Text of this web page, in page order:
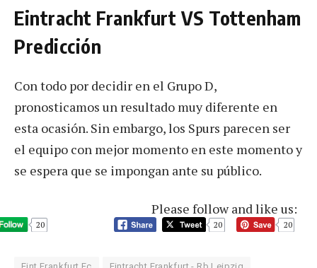
Eintracht Frankfurt VS Tottenham
Predicción
Con todo por decidir en el Grupo D,
pronosticamos un resultado muy diferente en
esta ocasión. Sin embargo, los Spurs parecen ser
el equipo con mejor momento en este momento y
se espera que se impongan ante su público.
Please follow and like us:
20 20 20